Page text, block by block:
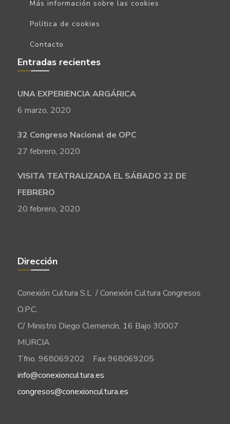
Más información sobre las cookies
Política de cookies
Contacto
Entradas recientes
UNA EXPERIENCIA ARGÁRICA
6 marzo, 2020
32 Congreso Nacional de OPC
27 febrero, 2020
VISITA TEATRALIZADA EL SÁBADO 22 DE
FEBRERO
20 febrero, 2020
Dirección
Conexión Cultura S.L / Conexión Cultura Congresos
O.P.C.
C/ Ministro Diego Clemencín, 16 Bajo 30007
MURCIA
Tfno. 968069202 Fax 968069205
info@conexioncultura.es
congresos@conexioncultura.es